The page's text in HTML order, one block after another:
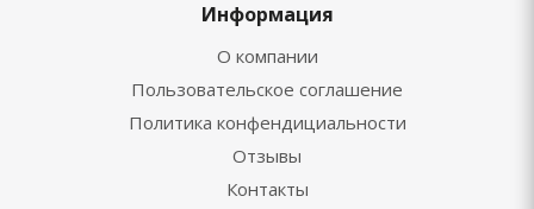
Информация
О компании
Пользовательское соглашение
Политика конфендициальности
Отзывы
Контакты